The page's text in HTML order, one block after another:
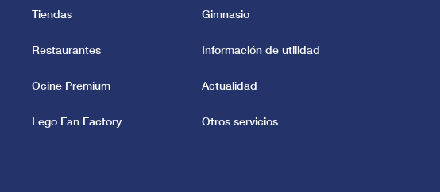
Tiendas
Restaurantes
Ocine Premium
Lego Fan Factory
Gimnasio
Información de utilidad
Actualidad
Otros servicios